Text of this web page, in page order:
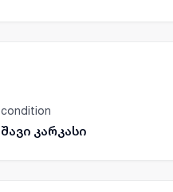
condition
შავი კარკასი